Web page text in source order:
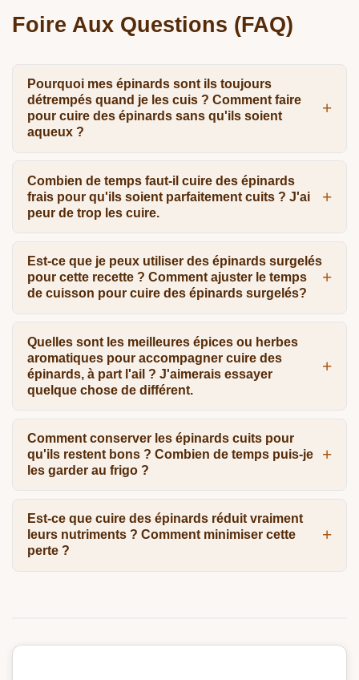
Foire Aux Questions (FAQ)
Pourquoi mes épinards sont ils toujours
détrempés quand je les cuis ? Comment faire
pour cuire des épinards sans qu'ils soient
aqueux ?
Combien de temps faut-il cuire des épinards
frais pour qu'ils soient parfaitement cuits ? J'ai
peur de trop les cuire.
Est-ce que je peux utiliser des épinards surgelés
pour cette recette ? Comment ajuster le temps
de cuisson pour cuire des épinards surgelés?
Quelles sont les meilleures épices ou herbes
aromatiques pour accompagner cuire des
épinards, à part l'ail ? J'aimerais essayer
quelque chose de différent.
Comment conserver les épinards cuits pour
qu'ils restent bons ? Combien de temps puis-je
les garder au frigo ?
Est-ce que cuire des épinards réduit vraiment
leurs nutriments ? Comment minimiser cette
perte ?